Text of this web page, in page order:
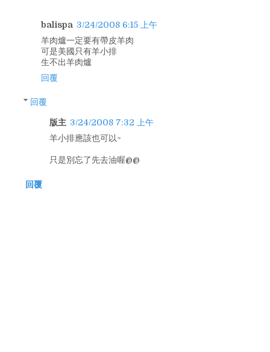
balispa 3/24/2008 6:15 上午
羊肉爐一定要有帶皮羊肉
可是美國只有羊小排
生不出羊肉爐
回覆
回覆
版主 3/24/2008 7:32 上午
羊小排應該也可以~
只是別忘了先去油喔@@
回覆